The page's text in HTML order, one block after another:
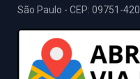
São Paulo - CEP: 09751-420